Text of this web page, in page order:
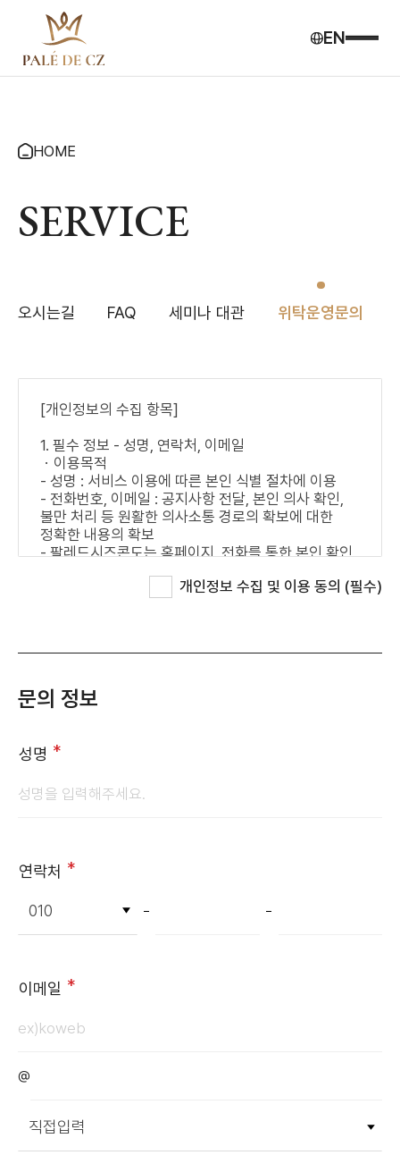
EN
SERVICE
HOME
오시는길 FAQ 세미나 대관 위탁운영문의
개인정보 수집 및 이용 동의 (필수)
문의 정보
성명
연락처
이메일
@